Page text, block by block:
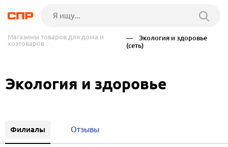
Магазины товаров для дома и
хозтоваров
— Экология и здоровье
(сеть)
Экология и здоровье
Филиалы Отзывы